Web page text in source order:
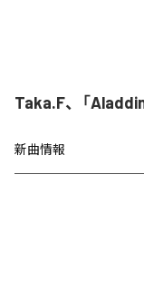
Taka.F、「
新曲情報